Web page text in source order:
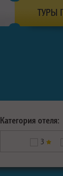
ТУРЫ
Категория отеля:
3